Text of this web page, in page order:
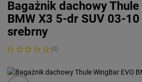
Bagażnik dachowy Thule
BMW X3 5-dr SUV 03-
srebrny
(0)
Previous